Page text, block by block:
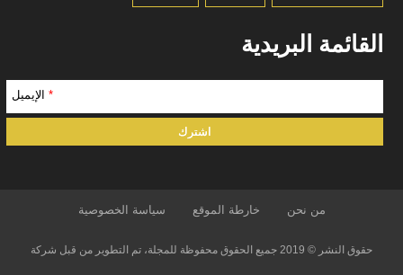
القائمة البريدية
* الإيميل
من نحن خارطة الموقع سياسة الخصوصية
حقوق النشر © 2019 جميع الحقوق محفوظة للمجلة، تم التطوير من قبل شركة